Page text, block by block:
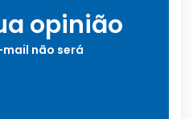
opinião
não será